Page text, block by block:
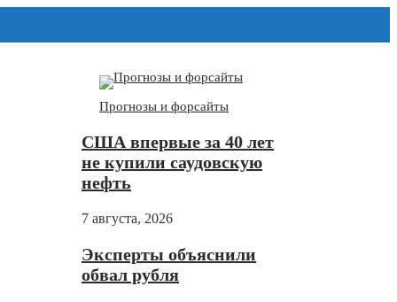
Прогнозы и форсайты
США впервые за 40 лет
не купили саудовскую
нефть
7 августа, 2026
Эксперты объяснили
обвал рубля